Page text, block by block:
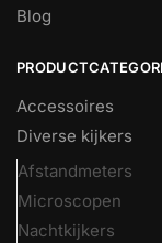
Blog
Accessoires
Diverse kijkers
Afstandmeters
Microscopen
Nachtkijkers